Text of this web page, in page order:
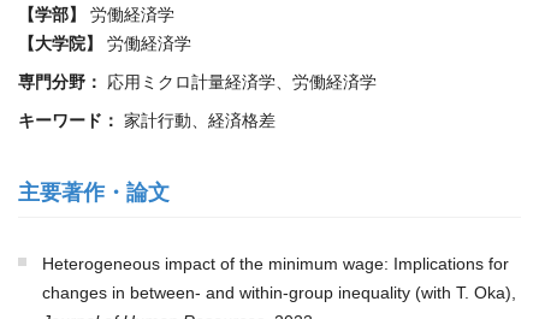
【学部】
労働経済学
【大学院】
労働経済学
専門分野：
応用ミクロ計量経済学、労働経済学
キーワード： 家計行動、経済格差
主要著作・論文
Heterogeneous impact of the minimum wage: Implications for
changes in between- and within-group inequality (with T. Oka),